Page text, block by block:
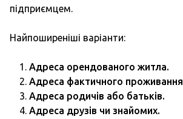
підприємцем.
Найпоширеніші варіанти:
Адреса орендованого житла.
Адреса фактичного
Адреса родичів або батьків.
Адреса друзів чи знайомих.